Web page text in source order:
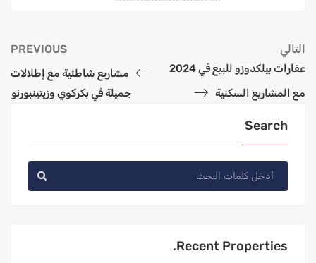
PREVIOUS
مشاريع شاطئية مع إطلالات
جميلة في بكركوي وزيتينبورنو
التالي
عقارات بيلكدوزو للبيع في 2024
مع المشاريع السكنية
Search
Recent Properties.